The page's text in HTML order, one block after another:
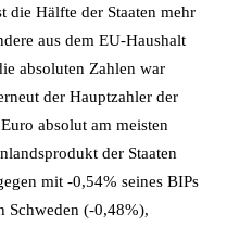
die Hälfte der Staaten mehr
aus dem EU-Haushalt
absoluten Zahlen war
der Hauptzahler der
absolut am meisten
der Staaten
mit -0,54% seines BIPs
Schweden (-0,48%),